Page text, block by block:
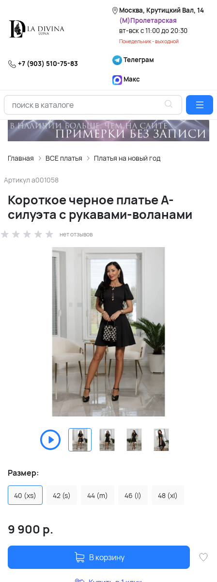
Москва, Крутицкий Вал, 14
(М)Пролетарская
вт-вск с 11:00 до 20:30
Понедельник - выходной
+7 (903) 510-75-83 Телеграм
Макс
Главная ВСЕ платья Платья на новый год
Артикул a001058
Короткое черное платье А-
силуэта с рукавами-воланами
нет отзывов
Размер:
40 (xs) 42 (s) 44 (m) 46 (l) 48 (xl)
9 900 р.
В корзину